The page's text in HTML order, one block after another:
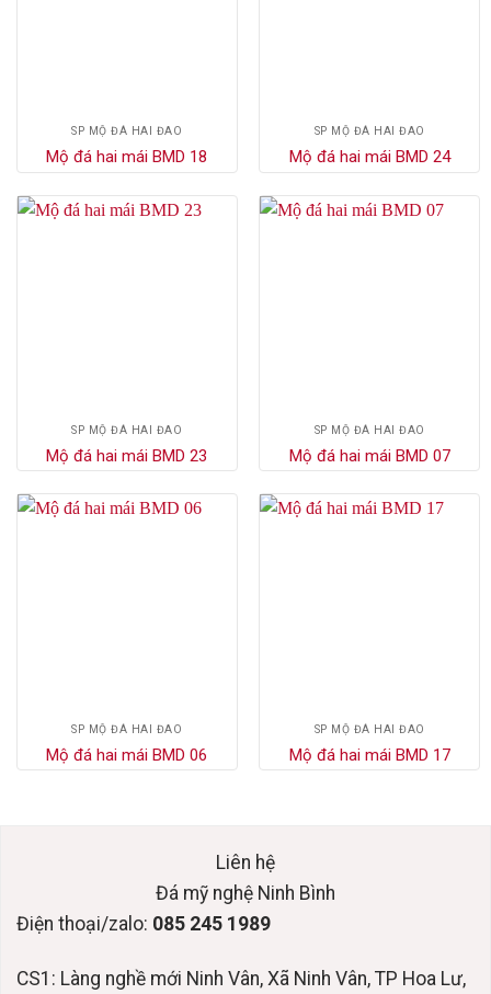
SP MỘ ĐÁ HAI ĐAO
Mộ đá hai mái BMD 18
SP MỘ ĐÁ HAI ĐAO
Mộ đá hai mái BMD 24
SP MỘ ĐÁ HAI ĐAO
Mộ đá hai mái BMD 23
SP MỘ ĐÁ HAI ĐAO
Mộ đá hai mái BMD 07
SP MỘ ĐÁ HAI ĐAO
Mộ đá hai mái BMD 06
SP MỘ ĐÁ HAI ĐAO
Mộ đá hai mái BMD 17
Liên hệ
Đá mỹ nghệ Ninh Bình
Điện thoại/zalo: 085 245 1989
CS1: Làng nghề mới Ninh Vân, Xã Ninh Vân, TP Hoa Lư,